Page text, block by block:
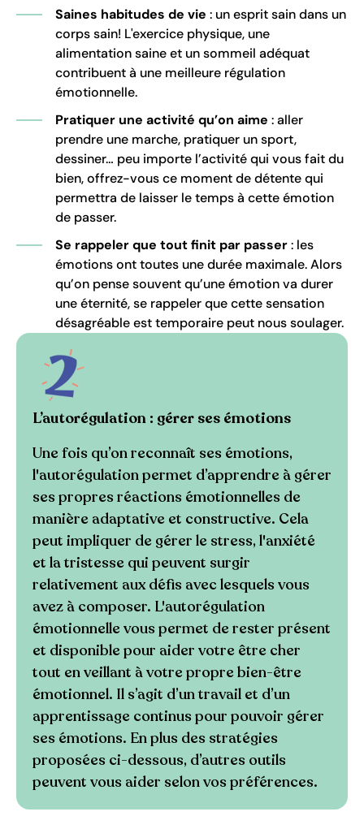
Saines habitudes de vie : un esprit sain dans un
corps sain! L'exercice physique, une
alimentation saine et un sommeil adéquat
contribuent à une meilleure régulation
émotionnelle.
Pratiquer une activité qu’on aime : aller
prendre une marche, pratiquer un sport,
dessiner… peu importe l’activité qui vous fait du
bien, offrez-vous ce moment de détente qui
permettra de laisser le temps à cette émotion
de passer.
Se rappeler que tout finit par passer: les
émotions ont toutes une durée maximale. Alors
qu’on pense souvent qu’une émotion va durer
une éternité, se rappeler que cette sensation
désagréable est temporaire peut nous soulager.
L’autorégulation : gérer ses émotions
Une fois qu’on reconnaît ses émotions,
l'autorégulation permet d’apprendre à gérer
ses propres réactions émotionnelles de
manière adaptative et constructive. Cela
peut impliquer de gérer le stress, l'anxiété
et la tristesse qui peuvent surgir
relativement aux défis avec lesquels vous
avez à composer. L'autorégulation
émotionnelle vous permet de rester présent
et disponible pour aider votre être cher
tout en veillant à votre propre bien-être
émotionnel. Il s’agit d’un travail et d’un
apprentissage continus pour pouvoir gérer
ses émotions. En plus des stratégies
proposées ci-dessous, d’autres outils
peuvent vous aider selon vos préférences.